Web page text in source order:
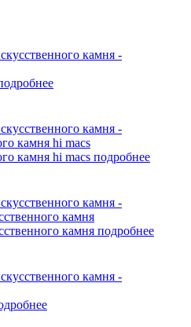
камня hi macs подробнее
камня подробнее